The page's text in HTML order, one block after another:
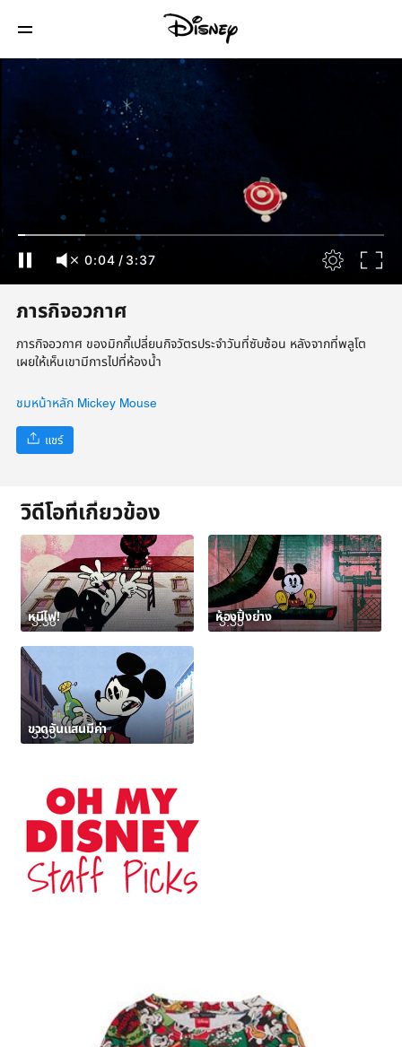
0:05 / 3:37
ภารกิจอวกาศ
ภารกิจอวกาศ ของมิกกี้เปลี่ยนกิจวัตรประจำวันที่ซับซ้อน หลังจากที่พลูโต
เผยให้เห็นเขามีการไปที่ห้องน้ำ
ชมหน้าหลัก Mickey Mouse
แชร์
วิดีโอที่เกี่ยวข้อง
3:36
หนีไฟ! 3:35
ห้องปิ้งย่าง
3:35
ขวดอันแสนมีค่า